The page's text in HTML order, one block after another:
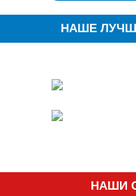
НАШЕ
НАШИ